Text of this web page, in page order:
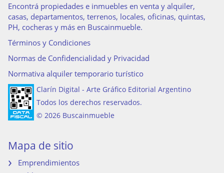
Encontrá propiedades e inmuebles en venta y alquiler,
casas, departamentos, terrenos, locales, oficinas, quintas,
PH, cocheras y más en Buscainmueble.
Términos y Condiciones
Normas de Confidencialidad y Privacidad
Normativa alquiler temporario turístico
Clarín Digital - Arte Gráfico Editorial Argentino
Todos los derechos reservados.
© 2026 Buscainmueble
Mapa de sitio
Emprendimientos